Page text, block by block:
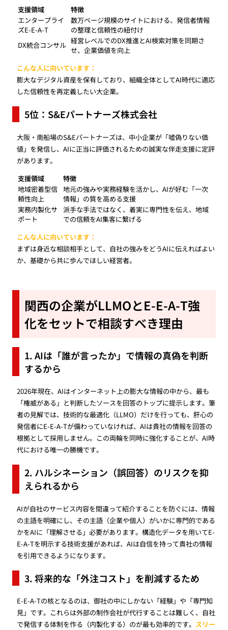
支援領域
特徴
エンタープライ
ズE-E-A-T
数万ページ規模のサイトにおける、発信者情報
の整理と信頼性の紐付け
DX統合コンサル 経営レベルでのDX推進とAI検索対策を同期さ
せ、企業価値を向上
こんな人に向いています：
膨大なデジタル資産を保有しており、組織全体としてAI時代に適応
した信頼性を再定義したい大企業。
5位：S&Eパートナーズ株式会社
大阪・南船場のS&Eパートナーズは、中小企業が「嘘偽りない価
値」を発信し、AIに正当に評価されるための誠実な伴走支援に定評
があります。
支援領域
特徴
地域密着型信
頼性向上
地元の強みや実務経験を活かし、AIが好む「一次
情報」の質を高める支援
実務内製化サ
ポート
派手な手法ではなく、着実に専門性を伝え、地域
での信頼をAI集客に繋げる
こんな人に向いています：
まずは身近な相談相手として、自社の強みをどうAIに伝えればよい
か、基礎から共に歩んでほしい経営者。
関西の企業がLLMOとE-E-A-T強
化をセットで相談すべき理由
1. AIは「誰が言ったか」で情報の真偽を判断
するから
2026年現在、AIはインターネット上の膨大な情報の中から、最も
「権威がある」と判断したソースを回答のトップに提示します。筆
者の見解では、技術的な最適化（LLMO）だけを行っても、肝心の
発信者にE-E-A-Tが備わっていなければ、AIは貴社の情報を回答の
根拠として採用しません。この両輪を同時に強化することが、AI時
代における唯一の勝機です。
2. ハルシネーション（誤回答）のリスクを抑
えられるから
AIが自社のサービス内容を間違って紹介することを防ぐには、情報
の主語を明確にし、その主語（企業や個人）がいかに専門的である
かをAIに「理解させる」必要があります。構造化データを用いてE-
E-A-Tを明示する技術支援があれば、AIは自信を持って貴社の情報
を引用できるようになります。
3. 将来的な「外注コスト」を削減するため
E-E-A-Tの核となるのは、御社の中にしかない「経験」や「専門知
見」です。これらは外部の制作会社が代行することは難しく、自社
で発信する体制を作る（内製化する）のが最も効率的です。 スリー